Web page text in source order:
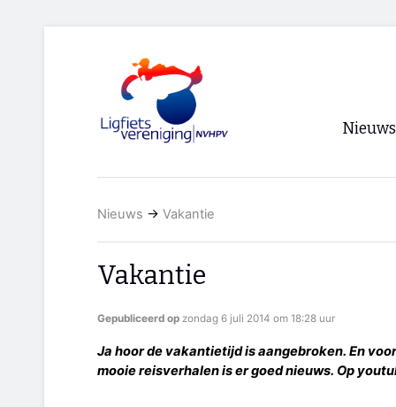
Nieuws
Nieuws → Vakantie
Vakantie
Gepubliceerd op zondag 6 juli 2014 om 18:28 uur
Ja hoor de vakantietijd is aangebroken. En
mooie reisverhalen is er goed nieuws. Op